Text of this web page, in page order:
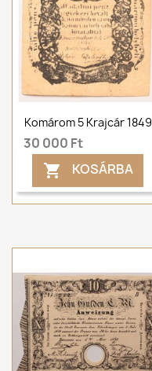
Komárom 5 Krajcár 1849
30 000 Ft
 KOSÁRBA